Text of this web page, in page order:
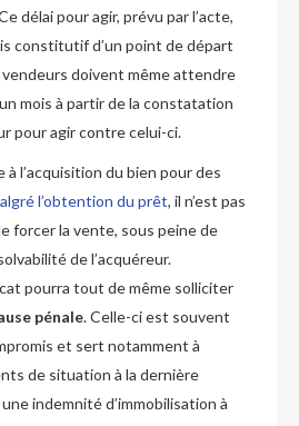
délai pour agir, prévu par l’acte,
constitutif d’un point de départ
vendeurs doivent même attendre
mois à partir de la constatation
pour agir contre celui-ci.
à l’acquisition du bien pour des
l’obtention du prêt, il n’est pas
forcer la vente, sous peine de
de l’acquéreur.
pourra tout de même solliciter
pénale. Celle-ci est souvent
et sert notamment à
de situation à la dernière
indemnité d’immobilisation à